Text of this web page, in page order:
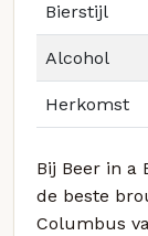
Bierstijl
Alcohol
Herkomst
Bij Beer in a
de beste
Columbus